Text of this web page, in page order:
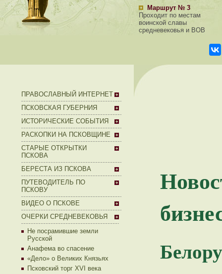
Маршрут № 3
Проходит по местам
воинской славы
средневековья и ВОВ
ПРАВОСЛАВНЫЙ ИНТЕРНЕТ
ПСКОВСКАЯ ГУБЕРНИЯ
ИСТОРИЧЕСКИЕ СОБЫТИЯ
РАСКОПКИ НА ПСКОВЩИНЕ
СТАРЫЕ ОТКРЫТКИ
ПСКОВА
БЕРЕСТА ИЗ ПСКОВА
ПУТЕВОДИТЕЛЬ ПО
ПСКОВУ
ВИДЕО О ПСКОВЕ
ОЧЕРКИ СРЕДНЕВЕКОВЬЯ
Не посрамившие земли
Русской
Анафема во спасение
«Дело» о Великих Князьях
Псковский торг XVI века